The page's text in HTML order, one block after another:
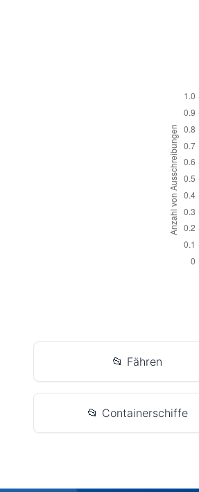
📂 Fähren
📂 Containerschiffe